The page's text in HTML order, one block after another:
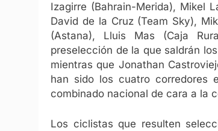
Izagirre (Bahrain-Merida), Mikel
David de la Cruz (Team Sky),
(Astana), Lluis Mas (Caja
preselección de la que saldrán
mientras que Jonathan
han sido los cuatro corredores
combinado nacional de cara a la
Los ciclistas que resulten